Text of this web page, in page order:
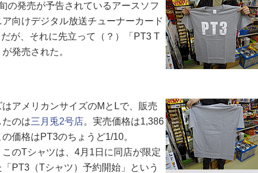
の発売が予告されているアースソフ
ア向けデジタル放送チューナーカード
だが、それに先立って（？）「PT3 T
発売された。
アメリカンサイズのMとLで、販売
たのは三月兎2号店。実売価格は1,386
価格はPT3のちょうど1/10。
のTシャツは、4月1日に同店が限定
PT3（Tシャツ）予約開始」という